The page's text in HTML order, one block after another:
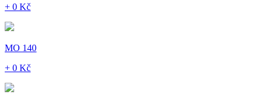
+ 0 Kč
MO 140
+ 0 Kč